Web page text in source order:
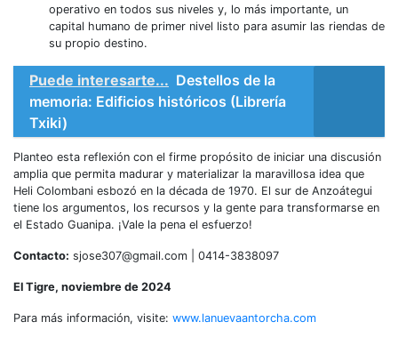
operativo en todos sus niveles y, lo más importante, un
capital humano de primer nivel listo para asumir las riendas de
su propio destino.
Puede interesarte... Destellos de la
memoria: Edificios históricos (Librería
Txiki)
​Planteo esta reflexión con el firme propósito de iniciar una discusión
amplia que permita madurar y materializar la maravillosa idea que
Heli Colombani esbozó en la década de 1970. El sur de Anzoátegui
tiene los argumentos, los recursos y la gente para transformarse en
el Estado Guanipa. ¡Vale la pena el esfuerzo!
Contacto: sjose307@gmail.com | 0414-3838097
El Tigre, noviembre de 2024
​Para más información, visite: www.lanuevaantorcha.com